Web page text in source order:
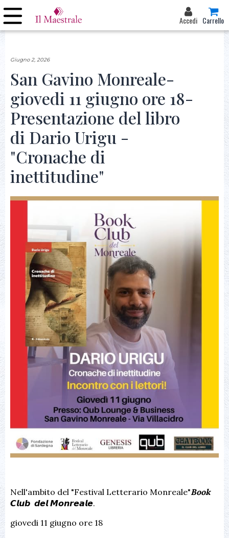
Accedi Carrello
Giugno 2, 2026
San Gavino Monreale-
giovedi 11 giugno ore 18-
Presentazione del libro
di Dario Urigu -
"Cronache di
inettitudine"
Nell'ambito del "Festival Letterario Monreale"Book
𝘾𝙡𝙪𝙗 𝙙𝙚𝙡 𝙈𝙤𝙣𝙧𝙚𝙖𝙡𝙚.
giovedi 11 giugno ore 18